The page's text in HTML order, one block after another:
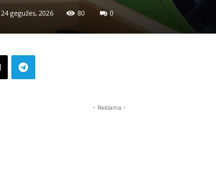
24 gegužės, 2026 80 0
- Reklama -